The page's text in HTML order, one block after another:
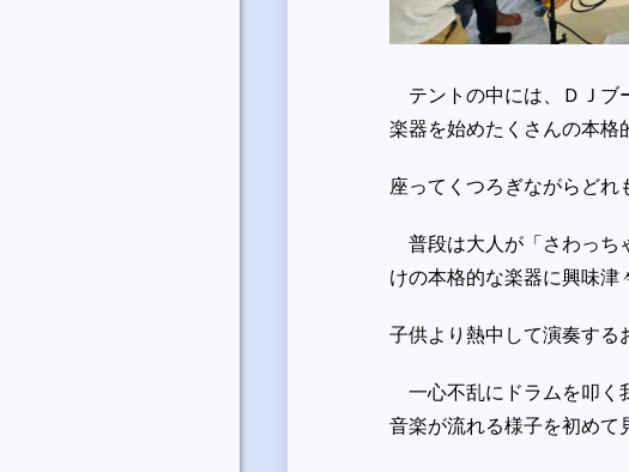
テントの中には、ＤＪブ
楽器を始めたくさんの本格
座ってくつろぎながらどれ
普段は大人が「さわっち
けの本格的な楽器に興味津
子供より熱中して演奏する
一心不乱にドラムを叩く
音楽が流れる様子を初めて